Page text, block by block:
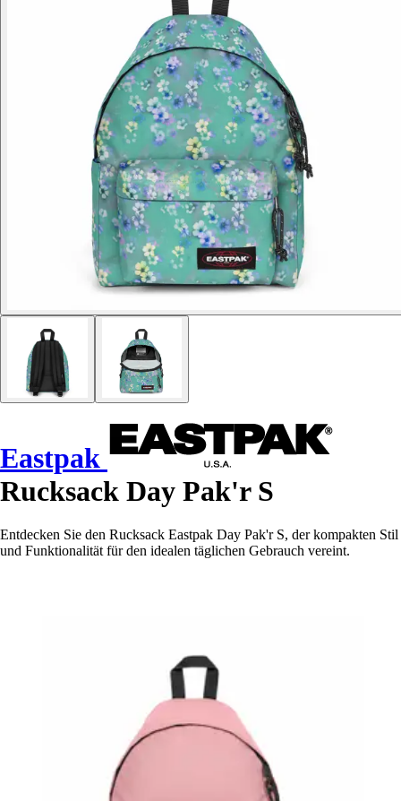
Eastpak
Rucksack Day Pak'r S
Entdecken Sie den Rucksack Eastpak Day Pak'r S, der kompakten Stil
und Funktionalität für den idealen täglichen Gebrauch vereint.